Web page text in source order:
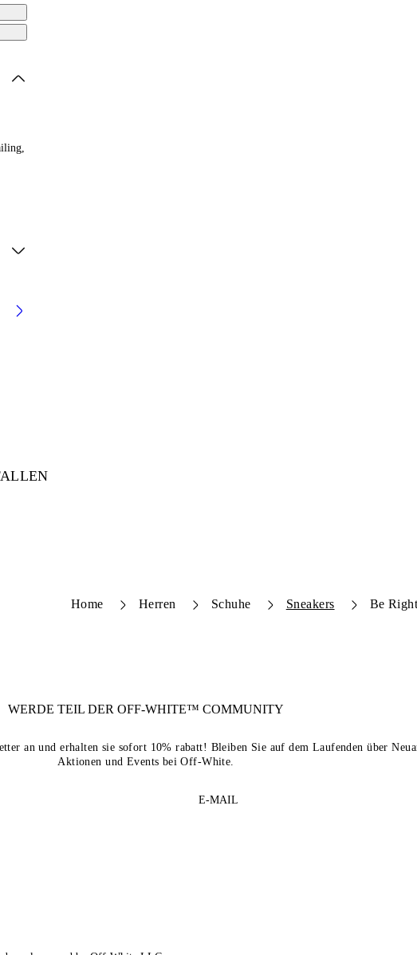
Home Herren Schuhe Sneakers Be
WERDE TEIL DEROFF-WHITE™ COMMUNITY
an und erhalten sie sofort 10% rabatt! Bleiben Sie auf dem Laufenden über
Aktionen und Events bei Off-White.
E-MAIL